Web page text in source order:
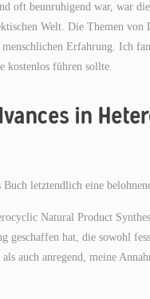
oft beunruhigend war, war
Welt. Die Themen von
Erfahrung. Ich
kostenlos führen sollte.
in
letztendlich eine
Natural Product
geschaffen hat, die sowohl
auch anregend, meine